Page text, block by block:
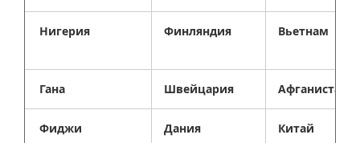
Нигерия Финляндия Вьетнам
Гана Швейцария Афганистан
Фиджи Дания Китай